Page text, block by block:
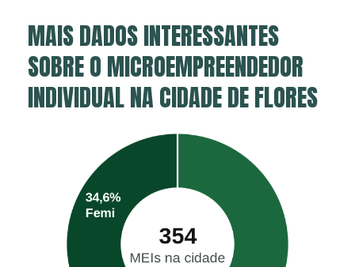
MAIS DADOS INTERESSANTES
SOBRE O MICROEMPREENDEDOR
INDIVIDUAL NA CIDADE DE FLORES